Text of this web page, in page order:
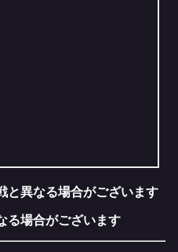
異なる場合がございます
る場合がございます